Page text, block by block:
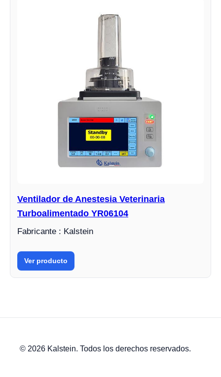
Ventilador de Anestesia Veterinaria
Turboalimentado YR06104
Fabricante : Kalstein
Ver producto
© 2026 Kalstein. Todos los derechos reservados.